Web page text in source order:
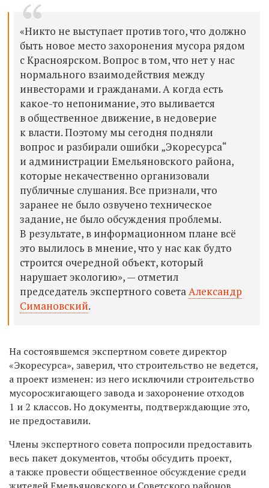
«Никто не выступает против того, что должно
быть новое место захоронения мусора рядом
с Красноярском. Вопрос в том, что нет у нас
нормального взаимодействия между
инвесторами и гражданами. А когда есть
какое-то непонимание, это выливается
в общественное движение, в недоверие
к власти. Поэтому мы сегодня подняли
вопрос и разбирали ошибки „Экоресурса“
и администрации Емельяновского района,
которые некачественно организовали
публичные слушания. Все признали, что
заранее не было озвучено техническое
задание, не было обсуждения проблемы.
В результате, в информационном плане всё
это вылилось в мнение, что у нас как будто
строится очередной объект, который
нарушает экологию», — отметил
председатель экспертного совета Александр
Симановский.
На состоявшемся экспертном совете директор
«Экоресурса», заверил, что строительство не ведется,
а проект изменен: из него исключили строительство
мусоросжигающего завода и захоронение отходов
1 и 2 классов. Но документы, подтверждающие это,
не предоставили.
Члены экспертного совета попросили предоставить
весь пакет документов, чтобы обсудить проект,
а также провести общественное обсуждение среди
жителей Емельяновского и Советского районов